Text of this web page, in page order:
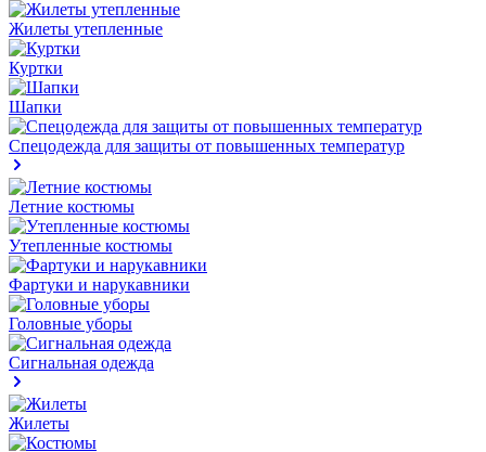
Жилеты утепленные
Куртки
Шапки
Спецодежда для защиты от повышенных температур
Летние костюмы
Утепленные костюмы
Фартуки и нарукавники
Головные уборы
Сигнальная одежда
Жилеты